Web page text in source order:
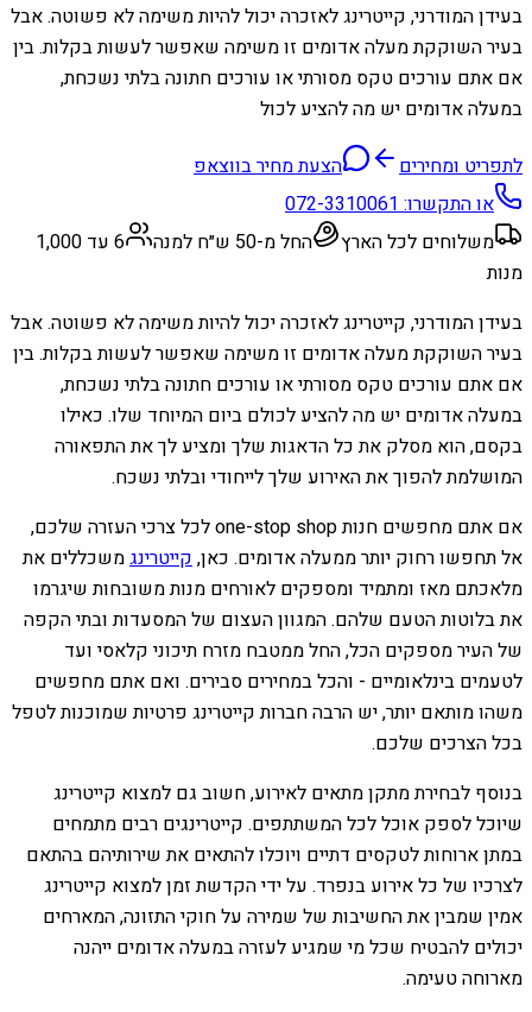
בעידן המודרני, קייטרינג לאזכרה יכול להיות משימה לא פשוטה. אבל
בעיר השוקקת מעלה אדומים זו משימה שאפשר לעשות בקלות. בין
אם אתם עורכים טקס מסורתי או עורכים חתונה בלתי נשכחת,
במעלה אדומים יש מה להציע לכול
לתפריט ומחירים
הצעת מחיר בווצאפ
או התקשרו:072-3310061
משלוחים לכל הארץ
החל מ-50 ש״ח למנה
6 עד 1,000
מנות
בעידן המודרני, קייטרינג לאזכרה יכול להיות משימה לא פשוטה. אבל
בעיר השוקקת מעלה אדומים זו משימה שאפשר לעשות בקלות. בין
אם אתם עורכים טקס מסורתי או עורכים חתונה בלתי נשכחת,
במעלה אדומים יש מה להציע לכולם ביום המיוחד שלו. כאילו
בקסם, הוא מסלק את כל הדאגות שלך ומציע לך את התפאורה
המושלמת להפוך את האירוע שלך לייחודי ובלתי נשכח.
אם אתם מחפשים חנות one-stop shop לכל צרכי העזרה שלכם,
אל תחפשו רחוק יותר ממעלה אדומים. כאן,קייטרינגמשכללים את
מלאכתם מאז ומתמיד ומספקים לאורחים מנות משובחות שיגרמו
את בלוטות הטעם שלהם. המגוון העצום של המסעדות ובתי הקפה
של העיר מספקים הכל, החל ממטבח מזרח תיכוני קלאסי ועד
לטעמים בינלאומיים - והכל במחירים סבירים. ואם אתם מחפשים
משהו מותאם יותר, יש הרבה חברות קייטרינג פרטיות שמוכנות לטפל
בכל הצרכים שלכם.
בנוסף לבחירת מתקן מתאים לאירוע, חשוב גם למצוא קייטרינג
שיוכל לספק אוכל לכל המשתתפים. קייטרינגים רבים מתמחים
במתן ארוחות לטקסים דתיים ויוכלו להתאים את שירותיהם בהתאם
לצרכיו של כל אירוע בנפרד. על ידי הקדשת זמן למצוא קייטרינג
אמין שמבין את החשיבות של שמירה על חוקי התזונה, המארחים
יכולים להבטיח שכל מי שמגיע לעזרה במעלה אדומים ייהנה
מארוחה טעימה.